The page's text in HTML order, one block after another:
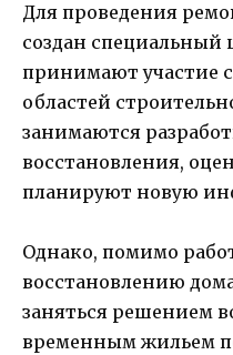
Для проведения
создан специальный
принимают участие
областей
занимаются
восстановления,
планируют новую
Однако, помимо
восстановлению
заняться решением
временным жильем